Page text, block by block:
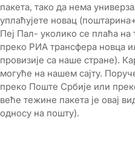
пакета, тако да нема
уплаћујете новац
Пеј Пал- уколико се плаћа на
преко РИА трансфера новца
провизије са наше стране).
могуће на нашем сајту.
преко Поште Србије или
веће тежине пакета је овај
односу на пошту).